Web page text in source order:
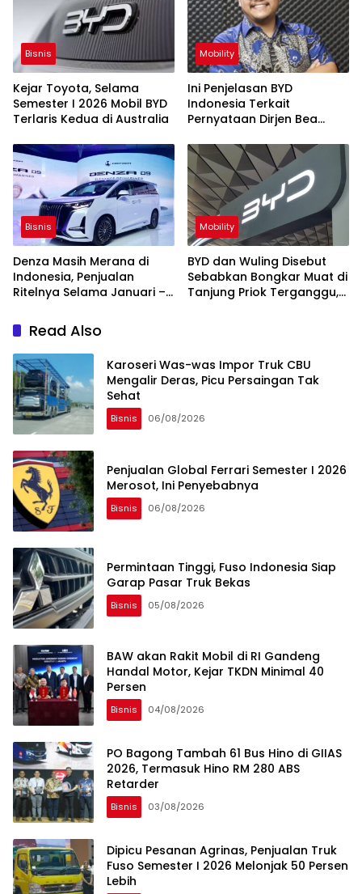
Bisnis
Kejar Toyota, Selama
Semester I 2026 Mobil BYD
Terlaris Kedua di Australia
Mobility
Ini Penjelasan BYD
Indonesia Terkait
Pernyataan Dirjen Bea
Menumpuk di Tanjung Priok
Bisnis
Denza Masih Merana di
Indonesia, Penjualan
Ritelnya Selama Januari –
Mobility
BYD dan Wuling Disebut
Sebabkan Bongkar Muat di
Tanjung Priok Terganggu,
Read Also
Karoseri Was-was Impor Truk CBU
Mengalir Deras, Picu Persaingan Tak
Sehat
Bisnis 06/08/2026
Penjualan Global Ferrari Semester I 2026
Merosot, Ini Penyebabnya
Bisnis 06/08/2026
Permintaan Tinggi, Fuso Indonesia Siap
Garap Pasar Truk Bekas
Bisnis 05/08/2026
BAW akan Rakit Mobil di RI Gandeng
Handal Motor, Kejar TKDN Minimal 40
Persen
Bisnis 04/08/2026
PO Bagong Tambah 61 Bus Hino di GIIAS
2026, Termasuk Hino RM 280 ABS
Retarder
Bisnis 03/08/2026
Dipicu Pesanan Agrinas, Penjualan Truk
Fuso Semester I 2026 Melonjak 50 Persen
Lebih